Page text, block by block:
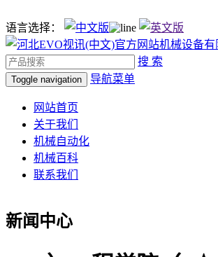
语言选择：
搜 索
Toggle navigation 导航菜单
网站首页
关于我们
机械自动化
机械百科
联系我们
新闻中心